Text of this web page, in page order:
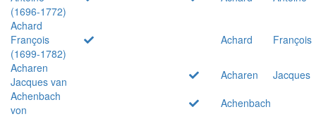
(1696-1772)
Achard
François
(1699-1782)
Achard
François
Acharen
Jacques van
Acharen
Jacques
Achenbach
von
Achenbach